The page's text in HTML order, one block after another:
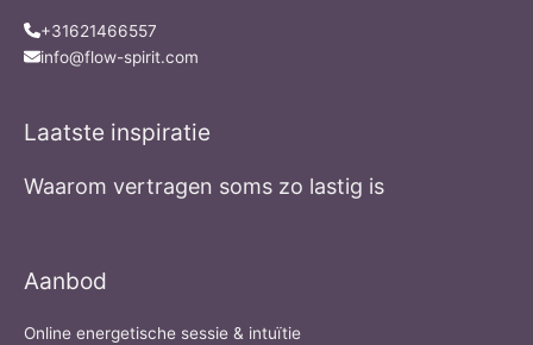
+31621466557
info@flow-spirit.com
Laatste inspiratie
Waarom vertragen soms zo lastig is
Aanbod
Online energetische sessie & intuïtie